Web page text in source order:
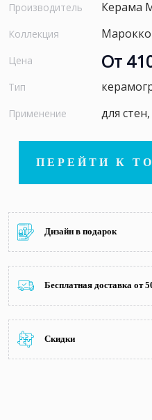
Производитель Керама
Коллекция Марокко
Цена От
Тип
Применение для
ПЕРЕЙТИ К
Дизайн в подарок
Бесплатная доставка от
Скидки